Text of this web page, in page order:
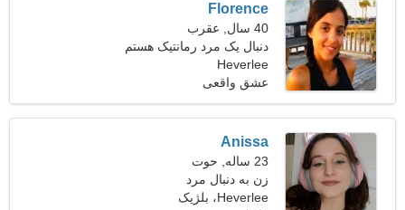
Florence
40 سال, عقرب
دنبال یک مرد رمانتیک هستم
که با هم اسکی کنیم
Heverlee
عشق واقعی
Anissa
23 ساله, حوت
زن به دنبال مرد
Heverlee، بلژیک